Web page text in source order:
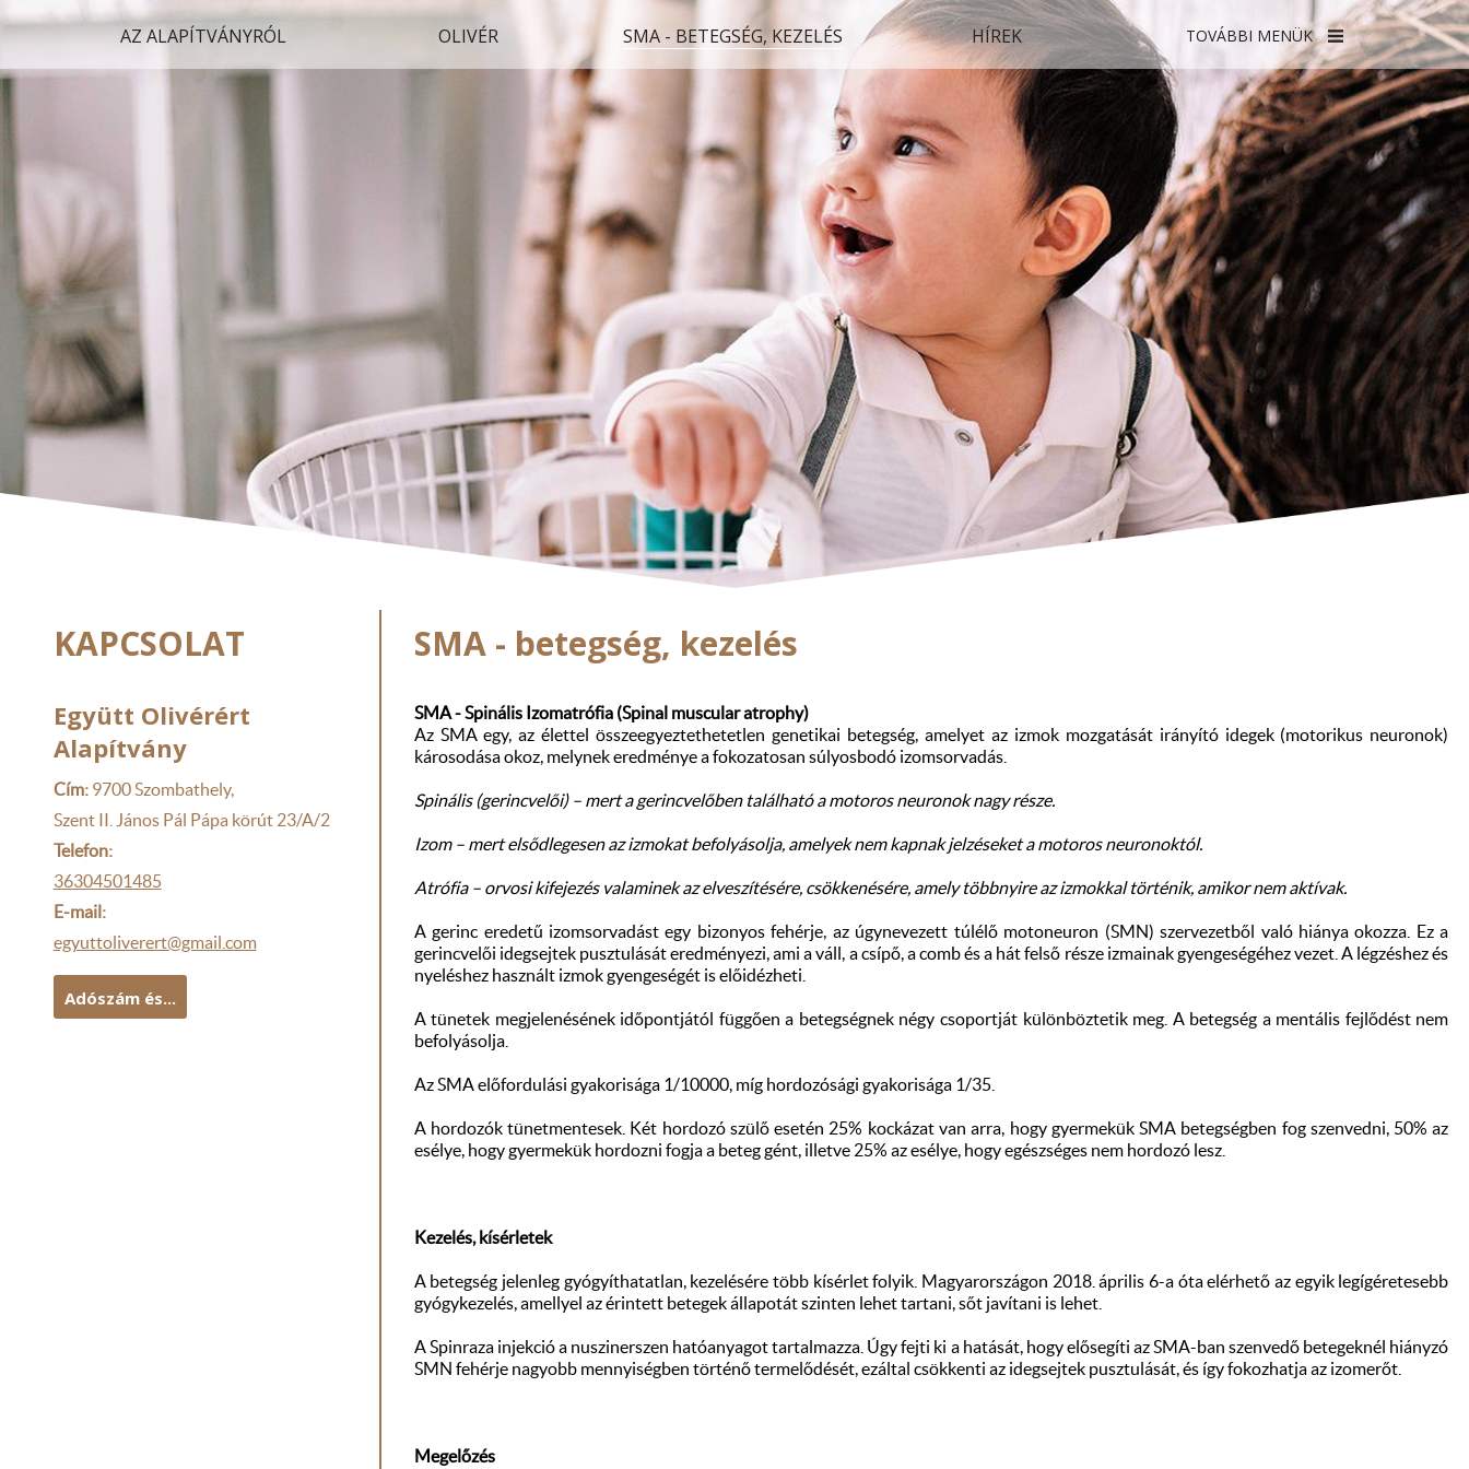
AZ ALAPÍTVÁNYRÓL OLIVÉR SMA - BETEGSÉG, KEZELÉS HÍREK TOVÁBBI MENÜK
KAPCSOLAT
Együtt Olivérért
Alapítvány
Cím:9700 Szombathely,
Szent II. János Pál Pápa körút 23/A/2
Telefon:
36304501485
E-mail:
egyuttoliverert@gmail.com
Adószám és...
SMA - betegség, kezelés
SMA - Spinális Izomatrófia (Spinal muscular atrophy)
Az SMA egy, az élettel összeegyeztethetetlen genetikai betegség, amelyet az izmok mozgatását irányító idegek (motorikus neuronok)
károsodása okoz, melynek eredménye a fokozatosan súlyosbodó izomsorvadás.
Spinális (gerincvelői) – mert a gerincvelőben található a motoros neuronok nagy része.
Izom – mert elsődlegesen az izmokat befolyásolja, amelyek nem kapnak jelzéseket a motoros neuronoktól.
Atrófia – orvosi kifejezés valaminek az elveszítésére, csökkenésére, amely többnyire az izmokkal történik, amikor nem aktívak.
A gerinc eredetű izomsorvadást egy bizonyos fehérje, az úgynevezett túlélő motoneuron (SMN) szervezetből való hiánya okozza. Ez a
gerincvelői idegsejtek pusztulását eredményezi, ami a váll, a csípő, a comb és a hát felső része izmainak gyengeségéhez vezet. A légzéshez és
nyeléshez használt izmok gyengeségét is előidézheti.
A tünetek megjelenésének időpontjától függően a betegségnek négy csoportját különböztetik meg. A betegség a mentális fejlődést nem
befolyásolja.
Az SMA előfordulási gyakorisága 1/10000, míg hordozósági gyakorisága 1/35.
A hordozók tünetmentesek. Két hordozó szülő esetén 25% kockázat van arra, hogy gyermekük SMA betegségben fog szenvedni, 50% az
esélye, hogy gyermekük hordozni fogja a beteg gént, illetve 25% az esélye, hogy egészséges nem hordozó lesz.
Kezelés, kísérletek
A betegség jelenleg gyógyíthatatlan, kezelésére több kísérlet folyik. Magyarországon 2018. április 6-a óta elérhető az egyik legígéretesebb
gyógykezelés, amellyel az érintett betegek állapotát szinten lehet tartani, sőt javítani is lehet.
A Spinraza injekció a nuszinerszen hatóanyagot tartalmazza. Úgy fejti ki a hatását, hogy elősegíti az SMA-ban szenvedő betegeknél hiányzó
SMN fehérje nagyobb mennyiségben történő termelődését, ezáltal csökkenti az idegsejtek pusztulását, és így fokozhatja az izomerőt.
Megelőzés